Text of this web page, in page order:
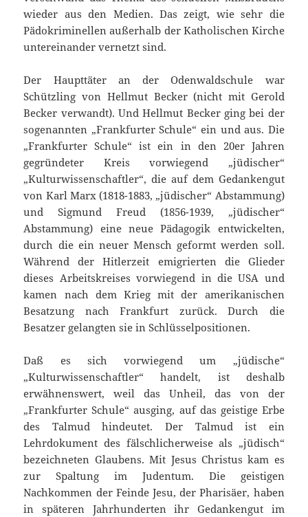
wieder aus den Medien. Das zeigt, wie sehr die
Pädokriminellen außerhalb der Katholischen Kirche
untereinander vernetzt sind.
Der Haupttäter an der Odenwaldschule war
Schützling von Hellmut Becker (nicht mit Gerold
Becker verwandt). Und Hellmut Becker ging bei der
sogenannten „Frankfurter Schule“ ein und aus. Die
„Frankfurter Schule“ ist ein in den 20er Jahren
gegründeter Kreis vorwiegend „jüdischer“
„Kulturwissenschaftler“, die auf dem Gedankengut
von Karl Marx (1818-1883, „jüdischer“ Abstammung)
und Sigmund Freud (1856-1939, „jüdischer“
Abstammung) eine neue Pädagogik entwickelten,
durch die ein neuer Mensch geformt werden soll.
Während der Hitlerzeit emigrierten die Glieder
dieses Arbeitskreises vorwiegend in die USA und
kamen nach dem Krieg mit der amerikanischen
Besatzung nach Frankfurt zurück. Durch die
Besatzer gelangten sie in Schlüsselpositionen.
Daß es sich vorwiegend um „jüdische“
„Kulturwissenschaftler“ handelt, ist deshalb
erwähnenswert, weil das Unheil, das von der
„Frankfurter Schule“ ausging, auf das geistige Erbe
des Talmud hindeutet. Der Talmud ist ein
Lehrdokument des fälschlicherweise als „jüdisch“
bezeichneten Glaubens. Mit Jesus Christus kam es
zur Spaltung im Judentum. Die geistigen
Nachkommen der Feinde Jesu, der Pharisäer, haben
in späteren Jahrhunderten ihr Gedankengut im